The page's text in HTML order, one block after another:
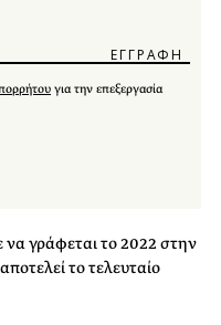
για την επεξεργασία
να γράφεται το 2022 στην
το τελευταίο